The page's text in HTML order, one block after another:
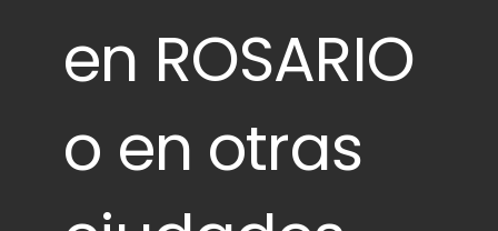
en ROSARIO
o en otras